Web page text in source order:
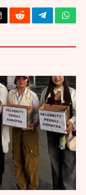
RedditTelegram